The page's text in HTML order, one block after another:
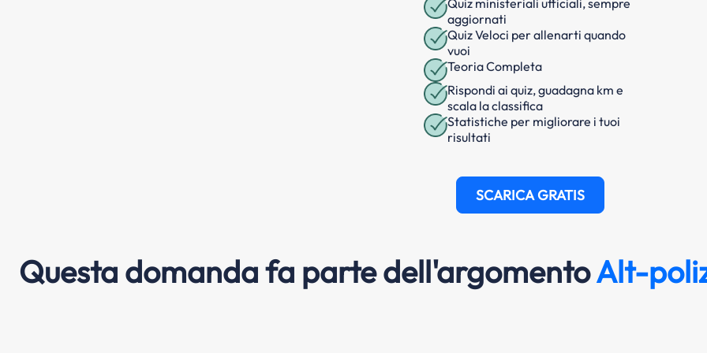
aggiornati
Quiz Veloci per allenarti quando
vuoi
Teoria Completa
Rispondi ai quiz, guadagna km e
scala la classifica
Statistiche per migliorare i tuoi
risultati
SCARICA GRATIS
Questa domanda fa parte dell'argomentoAlt-